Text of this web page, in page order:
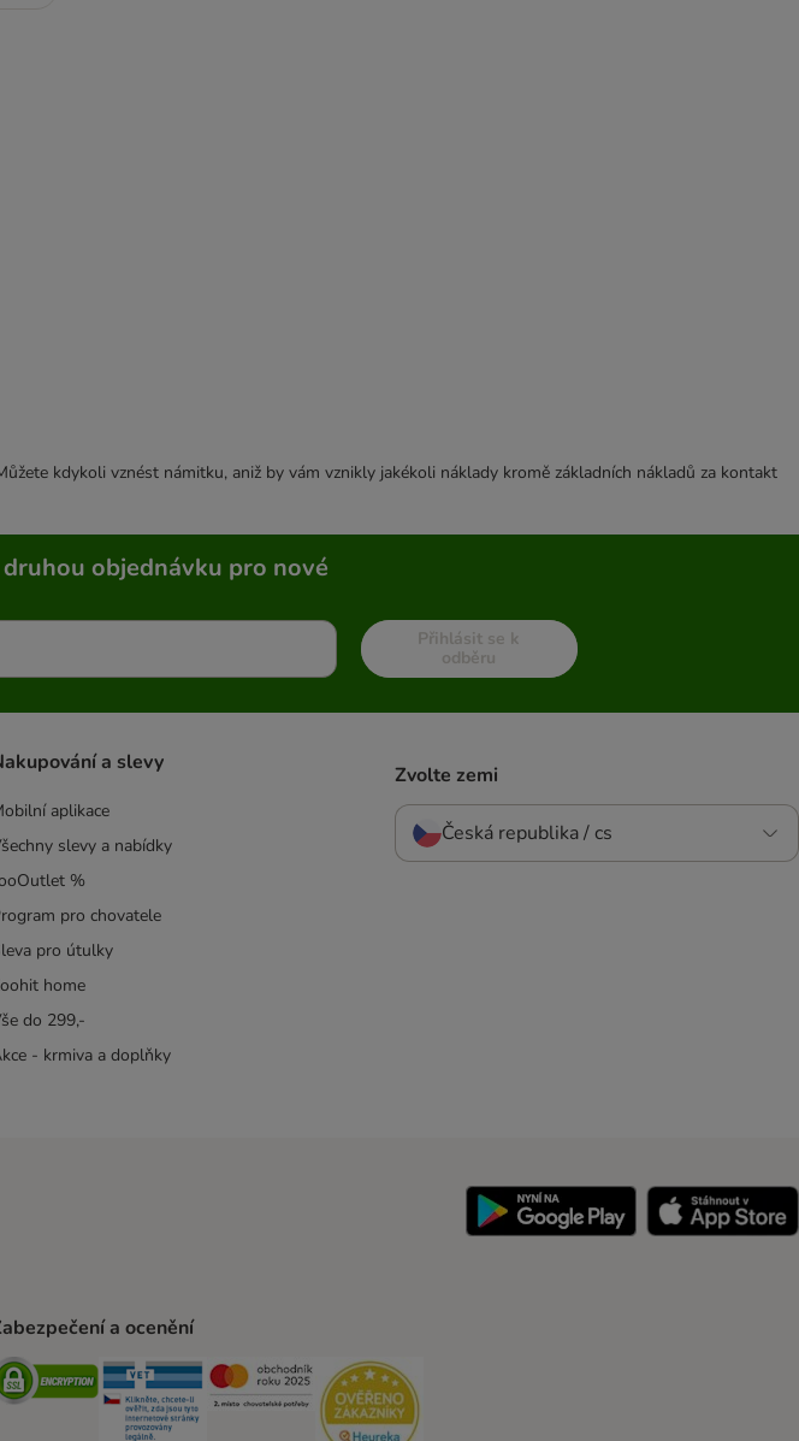
kdykoli vznést námitku, aniž by vám vznikly jakékoli náklady kromě základních nákladů za kontakt
objednávku pro nové
Přihlásit se k
odběru
a slevy
aplikace
slevy a nabídky
%
pro chovatele
pro útulky
home
do 299,-
- krmiva a doplňky
Zvolte zemi
Česká republika / cs
a ocenění
Security Security Security